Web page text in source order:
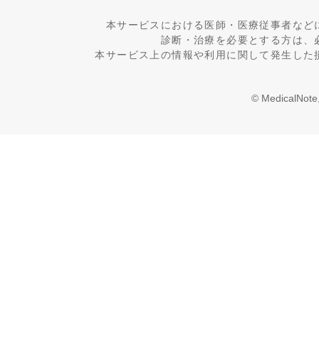
本サービスにおける医師・医療従事者な
診断・治療を必要とする方は
本サービス上の情報や利用に関して発生し
©